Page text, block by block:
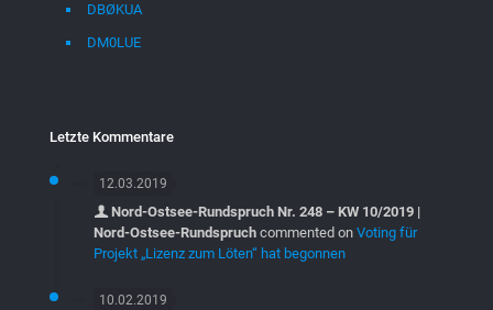
DBØKUA
DM0LUE
Letzte Kommentare
12.03.2019
Nord-Ostsee-Rundspruch Nr. 248 – KW 10/2019 |
Nord-Ostsee-Rundspruch commented on Voting für
Projekt „Lizenz zum Löten“ hat begonnen
10.02.2019